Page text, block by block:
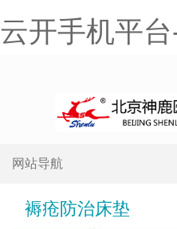
云开手机平台
网站导航
褥疮防治床垫